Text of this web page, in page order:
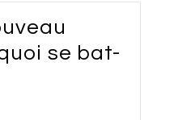
se bat-